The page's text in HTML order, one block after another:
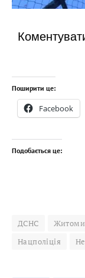
Поширити це:
Facebook
Подобається це:
ДСНС
Нацполіція